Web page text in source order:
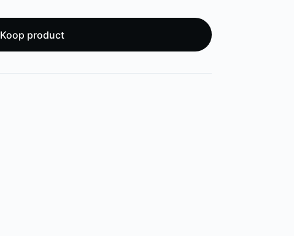
Koop product